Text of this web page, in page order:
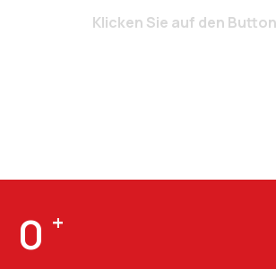
Klicken Sie auf den
0 +